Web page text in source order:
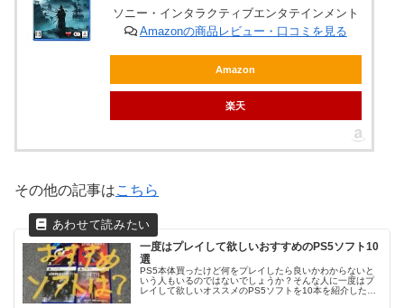
ソニー・インタラクティブエンタテインメント
Amazonの商品レビュー・口コミを見る
Amazon
楽天
その他の記事はこちら
一度はプレイして欲しいおすすめのPS5ソフト10
選
PS5本体買ったけど何をプレイしたら良いかわからないと
いう人もいるのではないでしょうか？そんな人に一度はプ
レイして欲しいオススメのPS5ソフトを10本を紹介したい